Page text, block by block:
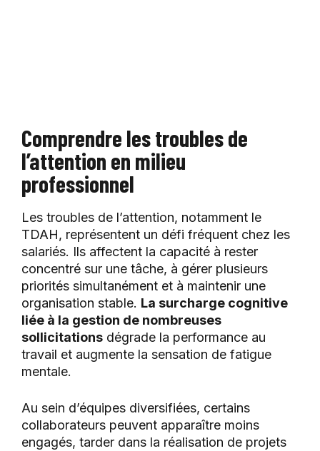
Comprendre les troubles de
l’attention en milieu
professionnel
Les troubles de l’attention, notamment le
TDAH, représentent un défi fréquent chez les
salariés. Ils affectent la capacité à rester
concentré sur une tâche, à gérer plusieurs
priorités simultanément et à maintenir une
organisation stable. La surcharge cognitive
liée à la gestion de nombreuses
sollicitations dégrade la performance au
travail et augmente la sensation de fatigue
mentale.
Au sein d’équipes diversifiées, certains
collaborateurs peuvent apparaître moins
engagés, tarder dans la réalisation de projets